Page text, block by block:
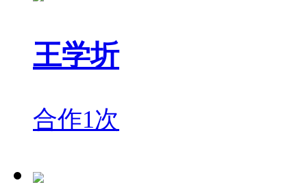
王学圻
合作1次